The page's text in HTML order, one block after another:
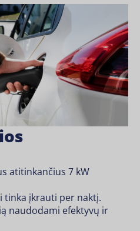
atitinkančius 7 kW
tinka įkrauti per naktį.
naudodami efektyvų ir